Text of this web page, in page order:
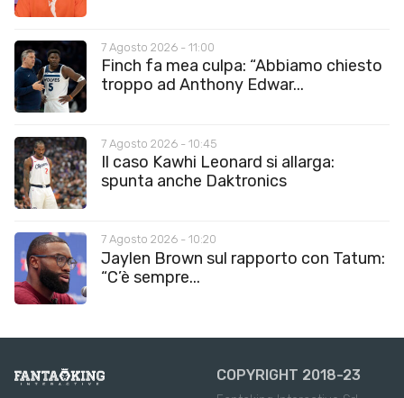
7 Agosto 2026 - 11:00
Finch fa mea culpa: “Abbiamo chiesto
troppo ad Anthony Edwar...
7 Agosto 2026 - 10:45
Il caso Kawhi Leonard si allarga:
spunta anche Daktronics
7 Agosto 2026 - 10:20
Jaylen Brown sul rapporto con Tatum:
“C’è sempre...
COPYRIGHT 2018-23